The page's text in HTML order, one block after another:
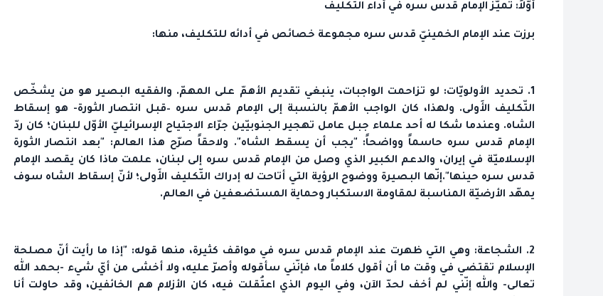
أوّلاً: تميّز الإمام قدس سره في أداء التّكليف
برزت عند الإمام الخمينيّ قدس سره مجموعة خصائص في أدائه للتكليف، منها:
1. تحديد الأولويّات: لو تزاحمت الواجبات، ينبغي تقديم الأهمّ على المهمّ. والفقيه البصير هو من يشخّص
التّكليف الأَولى. ولهذا، كان الواجب الأهمّ بالنسبة إلى الإمام قدس سره –قبل انتصار الثورة- هو إسقاط
الشاه. وعندما شكا له أحد علماء جبل عامل تهجير الجنوبيّين جرّاء الاجتياح الإسرائيليّ الأوّل للبنان؛ كان ردّ
الإمام قدس سره حاسماً وواضحاً: "يجب أن يسقط الشاه". ولاحقاً صرّح هذا العالم: "بعد انتصار الثورة
الإسلاميّة في إيران، والدعم الكبير الذي وصل من الإمام قدس سره إلى لبنان، علمت ماذا كان يقصد الإمام
قدس سره حينها".إنّها البصيرة ووضوح الرؤية التي أتاحت له إدراك التّكليف الأَولى؛ لأنّ إسقاط الشاه سوف
يمهّد الأرضيّة المناسبة لمقاومة الاستكبار وحماية المستضعفين في العالم.
2. الشجاعة: وهي التي ظهرت عند الإمام قدس سره في مواقف كثيرة، منها قوله: "إذا ما رأيت أنّ مصلحة
الإسلام تقتضي في وقت ما أن أقول كلاماً ما، فإنّني سأقوله وأصرّ عليه، ولا أخشى من أيّ شيء -بحمد الله
تعالى- والله إنّني لم أخف لحدّ الآن، وفي اليوم الذي اعتُقلت فيه، كان الأزلام هم الخائفين، وقد حاولت أنا